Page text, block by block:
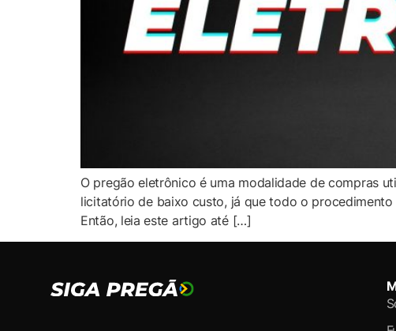
O pregão eletrônico é uma modalidade de compras
licitatório de baixo custo, já que todo o
Então, leia este artigo até […]